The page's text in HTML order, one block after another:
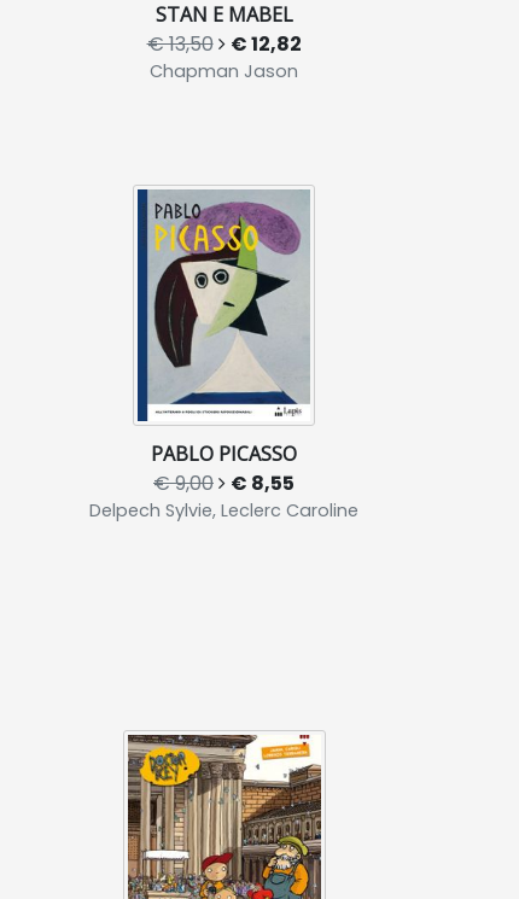
STAN E MABEL
€ 13,50 € 12,82
Chapman Jason
PABLO PICASSO
€ 9,00 € 8,55
Delpech Sylvie, Leclerc Caroline